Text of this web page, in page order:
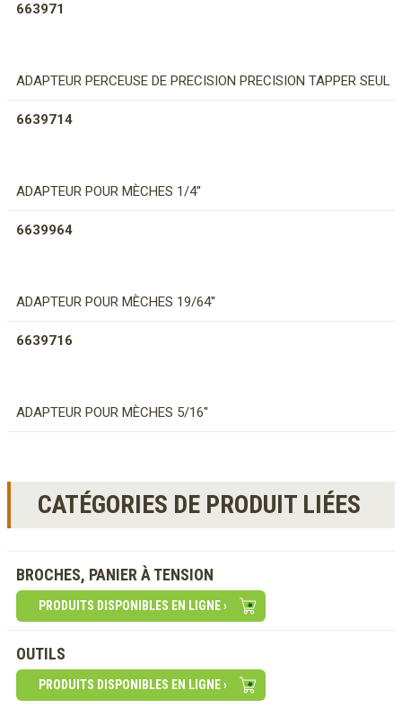
663971
ADAPTEUR PERCEUSE DE PRECISION PRECISION TAPPER SEUL
6639714
ADAPTEUR POUR MÈCHES 1/4''
6639964
ADAPTEUR POUR MÈCHES 19/64''
6639716
ADAPTEUR POUR MÈCHES 5/16''
CATÉGORIES DE PRODUIT LIÉES
BROCHES, PANIER À TENSION
PRODUITS DISPONIBLES EN LIGNE ›
OUTILS
PRODUITS DISPONIBLES EN LIGNE ›